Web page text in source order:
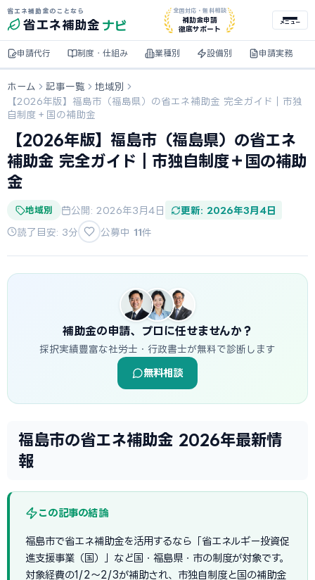
省エネ補助金のことなら
省エネ補助金 ナビ
全国対応・無料相談
補助金申請
徹底サポート
メニュー
申請代行 制度・仕組み 業種別 設備別 申請実務
ホーム 記事一覧
地域別
【2026年版】福島市（福島県）の省エネ補助金 完全ガイド｜市独
自制度＋国の補助金
【2026年版】福島市（福島県）の省エネ
補助金 完全ガイド｜市独自制度＋国の補助
金
地域別 公開: 2026年3月4日 更新: 2026年3月4日
読了目安: 3分 公募中 11件
補助金の申請、プロに任せませんか？
採択実績豊富な社労士・行政書士が無料で診断します
無料相談
福島市の省エネ補助金 2026年最新情
報
この記事の結論
福島市で省エネ補助金を活用するなら「省エネルギー投資促
進支援事業（国）」など国・福島県・市の制度が対象です。
対象経費の1/2〜2/3が補助され、市独自制度と国の補助金